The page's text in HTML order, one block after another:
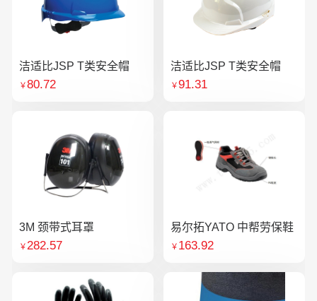
洁适比JSP T类安全帽
￥80.72
洁适比JSP T类安全帽
￥91.31
3M 颈带式耳罩
￥282.57
易尔拓YATO 中帮劳保鞋
￥ 163.92